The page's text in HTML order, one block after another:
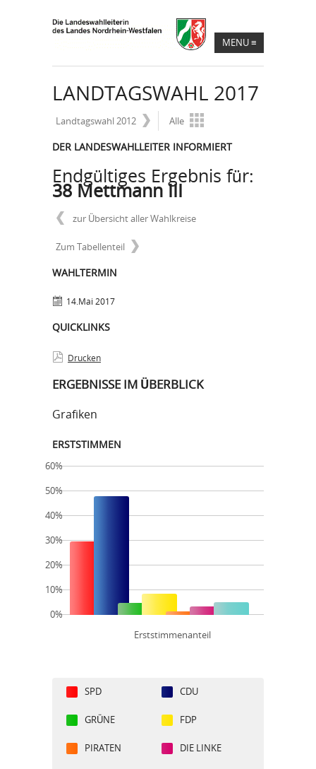
MENU≡
LANDTAGSWAHL 2017
Landtagswahl 2012 Alle
DER LANDESWAHLLEITER INFORMIERT
Endgültiges Ergebnis für:
38 Mettmann III
zur Übersicht aller Wahlkreise
Zum Tabellenteil
WAHLTERMIN
14.Mai 2017
QUICKLINKS
Drucken
ERGEBNISSE IM ÜBERBLICK
Grafiken
ERSTSTIMMEN
Erststimmenanteil
60%
50%
40%
30%
20%
10%
0%
SPD CDU
GRÜNE FDP
PIRATEN DIE LINKE